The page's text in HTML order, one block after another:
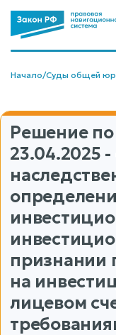
Начало/Суды общей
Решение
23.04.2025
признании
на
лицевом